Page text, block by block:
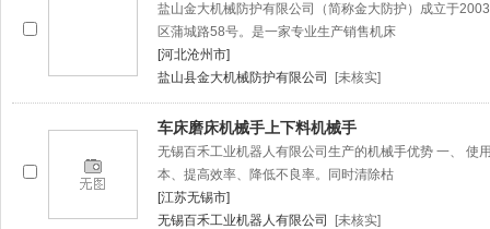
盐山金大机械防护有限公司（简称金大防护）成立于
区蒲城路58号。是一家专业生产销售机床
[河北沧州市]
盐山县金大机械防护有限公司
[未核实]
车床磨床机械手上下料机械手
无锡百禾工业机器人有限公司生产的机械手优势 一、 使
本、提高效率、降低不良率。同时清除枯
[江苏无锡市]
无锡百禾工业机器人有限公司
[未核实]